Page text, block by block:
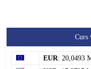
Curs
EUR: 20,0493